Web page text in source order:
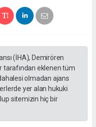
(İHA), Demirören
tarafından eklenen tüm
olmadan ajans
yer alan hukuki
sitemizin hiç bir